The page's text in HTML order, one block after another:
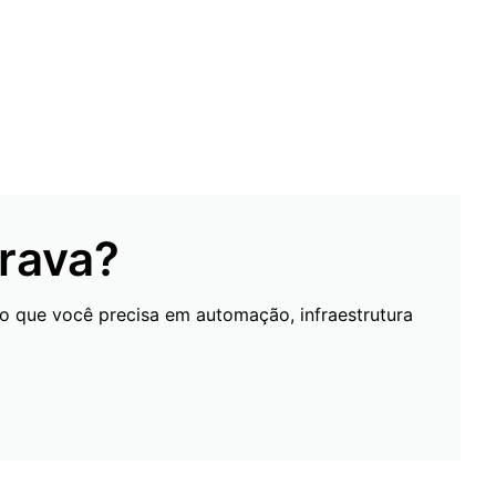
que você precisa em automação, infraestrutura